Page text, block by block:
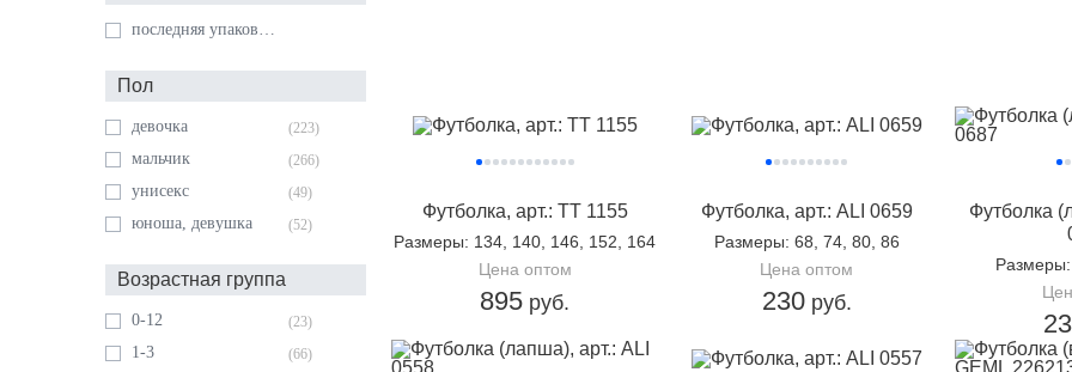
последняя упаковка по скидке
Пол
девочка (223)
мальчик (266)
унисекс (49)
юноша, девушка (52)
Возрастная группа
0-12 (23)
1-3 (66)
Футболка, арт.: TT 1155
Размеры: 134, 140, 146, 152, 164
Цена оптом
895 руб.
Футболка, арт.: ALI 0659
Размеры: 68, 74, 80, 86
Цена оптом
230руб.
Футболка
Размеры